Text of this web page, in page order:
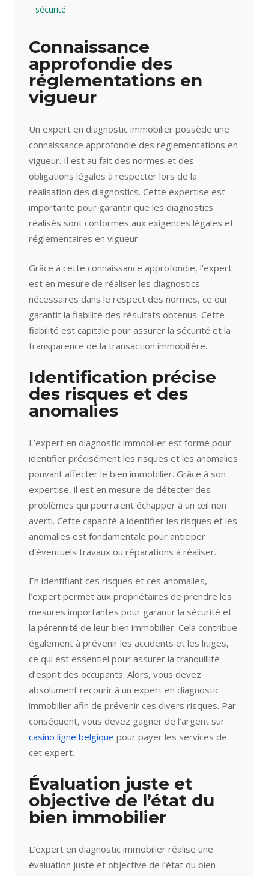
sécurité
Connaissance
approfondie des
réglementations en
vigueur
Un expert en diagnostic immobilier possède une
connaissance approfondie des réglementations en
vigueur. Il est au fait des normes et des
obligations légales à respecter lors de la
réalisation des diagnostics. Cette expertise est
importante pour garantir que les diagnostics
réalisés sont conformes aux exigences légales et
réglementaires en vigueur.
Grâce à cette connaissance approfondie, l’expert
est en mesure de réaliser les diagnostics
nécessaires dans le respect des normes, ce qui
garantit la fiabilité des résultats obtenus. Cette
fiabilité est capitale pour assurer la sécurité et la
transparence de la transaction immobilière.
Identification précise
des risques et des
anomalies
L’expert en diagnostic immobilier est formé pour
identifier précisément les risques et les anomalies
pouvant affecter le bien immobilier. Grâce à son
expertise, il est en mesure de détecter des
problèmes qui pourraient échapper à un œil non
averti. Cette capacité à identifier les risques et les
anomalies est fondamentale pour anticiper
d’éventuels travaux ou réparations à réaliser.
En identifiant ces risques et ces anomalies,
l’expert permet aux propriétaires de prendre les
mesures importantes pour garantir la sécurité et
la pérennité de leur bien immobilier. Cela contribue
également à prévenir les accidents et les litiges,
ce qui est essentiel pour assurer la tranquillité
d’esprit des occupants. Alors, vous devez
absolument recourir à un expert en diagnostic
immobilier afin de prévenir ces divers risques. Par
conséquent, vous devez gagner de l’argent sur
casino ligne belgique pour payer les services de
cet expert.
Évaluation juste et
objective de l’état du
bien immobilier
L’expert en diagnostic immobilier réalise une
évaluation juste et objective de l’état du bien